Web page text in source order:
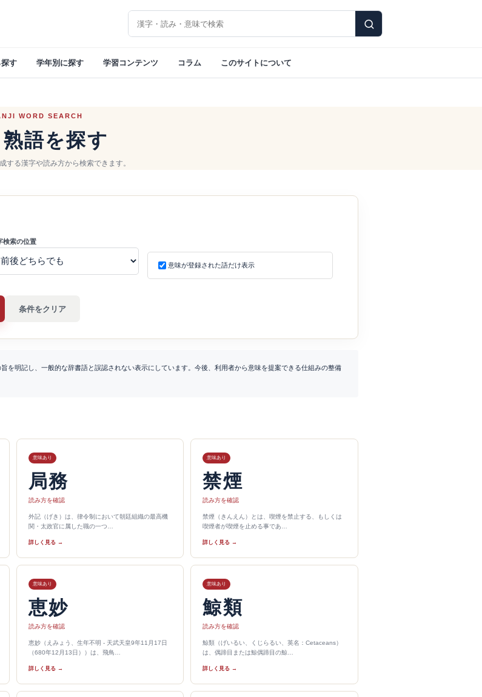
漢字を検索
す 学年別に探す 学習コンテンツ コラム このサイトについて
WORD SEARCH
語を探す
する漢字や読み方から検索できます。
検索の位置
意味が登録された語だけ表示
条件をクリア
明記し、一般的な辞書語と誤認されない表示にしています。今後、利用者から意味を提案できる仕組みの整備
意味あり
局務
読み方を確認
外記（げき）は、律令制において朝廷組織の最高機
関・太政官に属した職の一つ…
詳しく見る →
意味あり
禁煙
読み方を確認
禁煙（きんえん）とは、喫煙を禁止する、もしくは
喫煙者が喫煙を止める事であ…
詳しく見る →
意味あり
恵妙
読み方を確認
恵妙（えみょう、生年不明 - 天武天皇9年11月17日
（680年12月13日））は、飛鳥…
詳しく見る →
意味あり
鯨類
読み方を確認
鯨類（げいるい、くじらるい、英名：Cetaceans）
は、偶蹄目または鯨偶蹄目の鯨…
詳しく見る →